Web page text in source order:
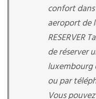
confort
aeroport de
RESERVER
de réserver
luxembourg
ou par
Vous